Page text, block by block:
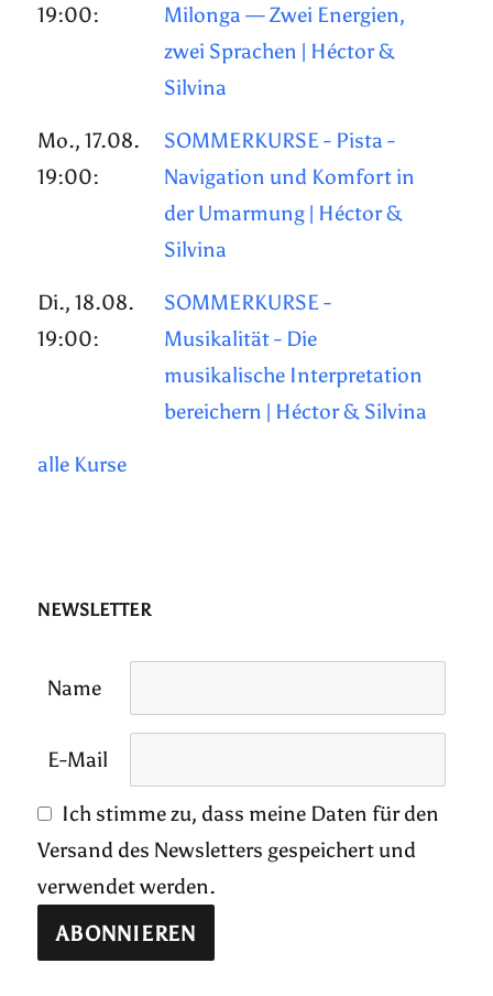
19:00:
Milonga — Zwei Energien,
zwei Sprachen | Héctor &
Silvina
Mo., 17.08.
19:00:
SOMMERKURSE - Pista -
Navigation und Komfort in
der Umarmung | Héctor &
Silvina
Di., 18.08.
19:00:
SOMMERKURSE -
Musikalität - Die
musikalische Interpretation
bereichern | Héctor & Silvina
alle Kurse
NEWSLETTER
Name
E-Mail
Ich stimme zu, dass meine Daten für den
Versand des Newsletters gespeichert und
verwendet werden.